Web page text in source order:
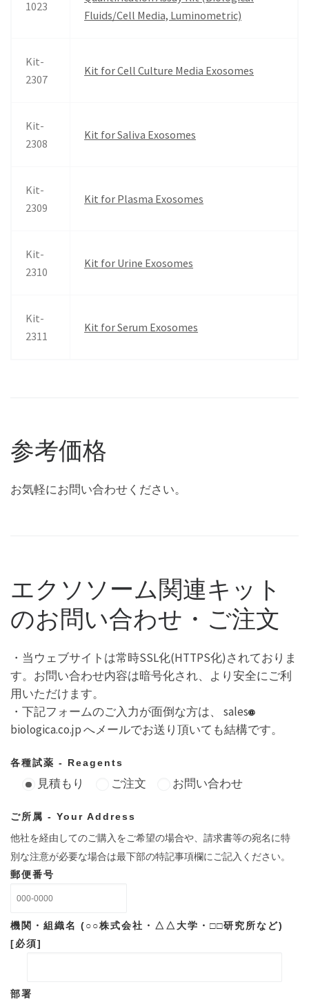
1023
Fluids/Cell Media, Luminometric)
Kit-
2307
Kit for Cell Culture Media Exosomes
Kit-
2308
Kit for Saliva Exosomes
Kit-
2309
Kit for Plasma Exosomes
Kit-
2310
Kit for Urine Exosomes
Kit-
2311
Kit for Serum Exosomes
参考価格
お気軽にお問い合わせください。
エクソソーム関連キット
のお問い合わせ・ご注文
・当ウェブサイトは常時SSL化(HTTPS化)されておりま
す。お問い合わせ内容は暗号化され、より安全にご利
用いただけます。
・下記フォームのご入力が面倒な方は、 sales
biologica.co.jp へメールでお送り頂いても結構です。
各種試薬 - Reagents
見積もり ご注文 お問い合わせ
ご所属 - Your Address
他社を経由してのご購入をご希望の場合や、請求書等の宛名に特
別な注意が必要な場合は最下部の特記事項欄にご記入ください。
郵便番号
機関・組織名 (○○株式会社・△△大学・□□研究所など)
[必須]
部署